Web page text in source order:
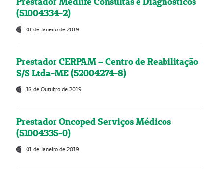
(51004334-2)
01 de Janeiro de 2019
Prestador CERPAM – Centro de Reabilitação
S/S Ltda-ME (52004274-8)
18 de Outubro de 2019
Prestador Oncoped Serviços Médicos
(51004335-0)
01 de Janeiro de 2019